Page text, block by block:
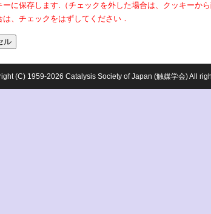
に保存します.（チェックを外した場合は、クッキーから
、チェックをはずしてください．
(C) 1959-2026 Catalysis Society of Japan (触媒学会) All